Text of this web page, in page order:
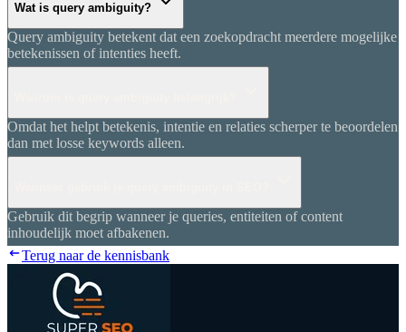
Wat is query ambiguity?
Query ambiguity betekent dat een zoekopdracht meerdere mogelijke
betekenissen of intenties heeft.
Omdat het helpt betekenis, intentie en relaties scherper te beoordelen
dan met losse keywords alleen.
Gebruik dit begrip wanneer je queries, entiteiten of content
inhoudelijk moet afbakenen.
Terug naar de kennisbank